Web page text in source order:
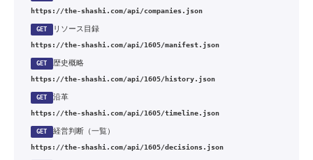
https://the-shashi.com/api/companies.json
GET リソース目録
https://the-shashi.com/api/1605/manifest.json
GET 歴史概略
https://the-shashi.com/api/1605/history.json
GET 沿革
https://the-shashi.com/api/1605/timeline.json
GET 経営判断（一覧）
https://the-shashi.com/api/1605/decisions.json